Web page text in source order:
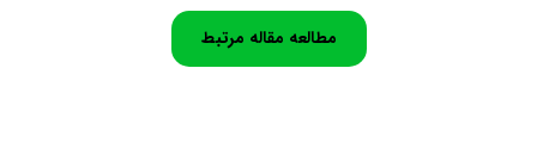
مطالعه مقاله مرتبط